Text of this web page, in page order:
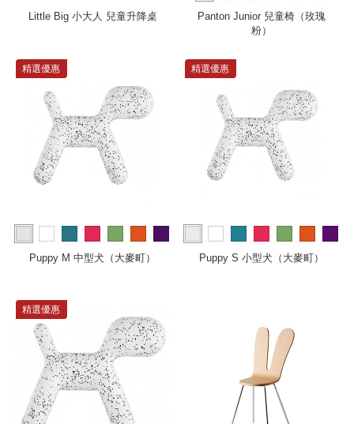
Little Big 小大人 兒童升降桌 more
Panton Junior 兒童椅（玫瑰
粉）
精選優惠
more
Puppy M 中型犬（大麥町）
精選優惠
more
Puppy S 小型犬（大麥町）
精選優惠